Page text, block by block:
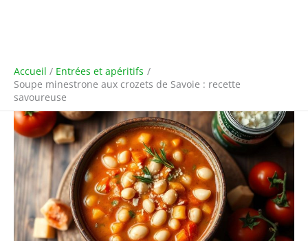
Accueil
Entrées et apéritifs
Soupe minestrone aux crozets de Savoie : recette
savoureuse